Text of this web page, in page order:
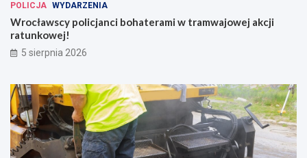
POLICJA WYDARZENIA
Wrocławscy policjanci bohaterami w tramwajowej akcji
ratunkowej!
5 sierpnia 2026